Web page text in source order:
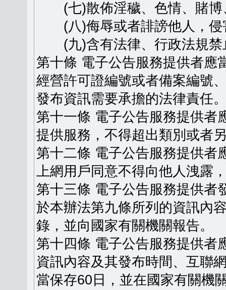
(七)散佈淫穢、色情、賭博
(八)侮辱或者誹謗他人，侵
(九)含有法律、行政法規禁
第十條 電子公告服務提供者應
經營許可證編號或者備案編號
發布資訊需要承擔的法律責任
第十一條 電子公告服務提供者
提供服務，不得超出類別或者
第十二條 電子公告服務提供者
上網用戶同意不得向他人洩露
第十三條 電子公告服務提供者
於本辦法第九條所列的資訊內
錄，並向國家有關機關報告。
第十四條 電子公告服務提供者
資訊內容及其發布時間、互聯
當保存60日，並在國家有關機